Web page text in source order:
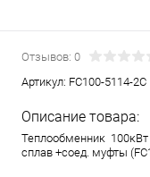
Отзывов: 0
Артикул: FC100-5114-2C
Описание товара:
Теплообменник
сплав +соед. муфты